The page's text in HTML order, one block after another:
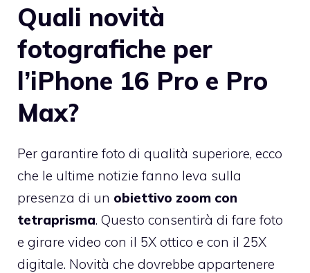
Quali novità
fotografiche per
l’iPhone 16 Pro e Pro
Max?
Per garantire foto di qualità superiore, ecco
che le ultime notizie fanno leva sulla
presenza di un obiettivo zoom con
tetraprisma. Questo consentirà di fare foto
e girare video con il 5X ottico e con il 25X
digitale. Novità che dovrebbe appartenere